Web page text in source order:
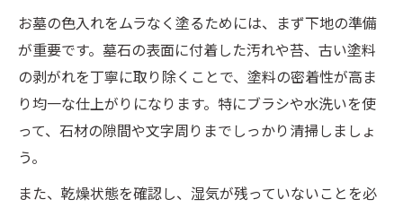
お墓の色入れをムラなく塗るためには、まず下地の準備
が重要です。墓石の表面に付着した汚れや苔、古い塗料
の剥がれを丁寧に取り除くことで、塗料の密着性が高ま
り均一な仕上がりになります。特にブラシや水洗いを使
って、石材の隙間や文字周りまでしっかり清掃しましょ
う。
また、乾燥状態を確認し、湿気が残っていないことを必